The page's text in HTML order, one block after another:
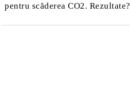
pentru scăderea CO2. Rezultate?